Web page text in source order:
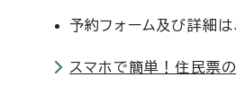
予約フォーム及び詳細
スマホで簡単！住民票